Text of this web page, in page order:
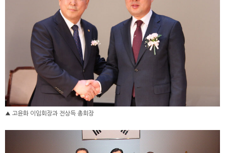
▲ 고윤화 이임회장과 전상득 총회장